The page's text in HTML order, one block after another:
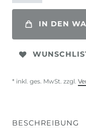
IN DEN
* inkl. ges. MwSt. zzgl.
BESCHREIBUNG